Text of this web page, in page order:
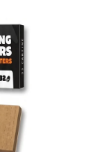
možnosti dabingu.